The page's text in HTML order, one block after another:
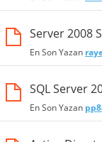
Server 2008
En Son Yazan
SQL Server
En Son Yazan